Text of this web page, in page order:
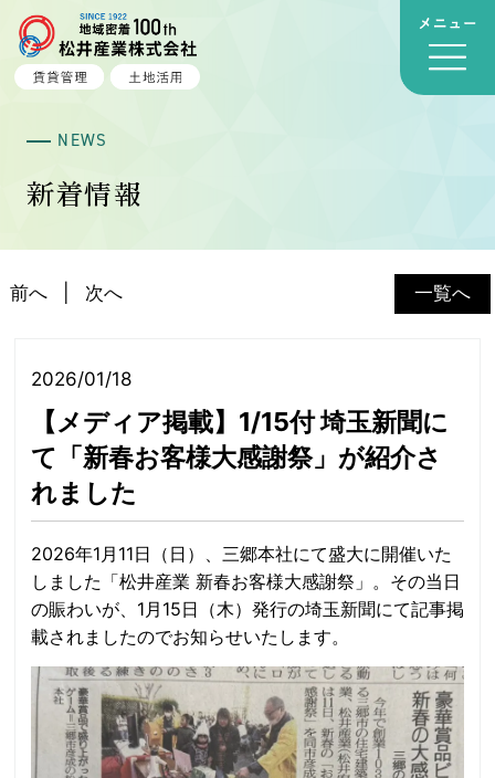
NEWS
新着情報
一覧へ
前へ 次へ
2026/01/18
【メディア掲載】1/15付 埼玉新聞に
て「新春お客様大感謝祭」が紹介さ
れました
2026年1月11日（日）、三郷本社にて盛大に開催いた
しました「松井産業 新春お客様大感謝祭」。その当日
の賑わいが、1月15日（木）発行の埼玉新聞にて記事掲
載されましたのでお知らせいたします。